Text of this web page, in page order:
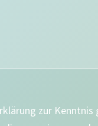
zur Kenntnis